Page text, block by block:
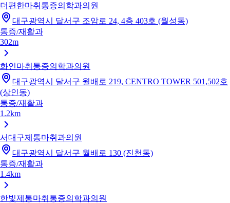
더편한마취통증의학과의원
대구광역시 달서구 조암로 24, 4층 403호 (월성동)
통증/재활과
302m
화인마취통증의학과의원
대구광역시 달서구 월배로 219, CENTRO TOWER 501,502호
(상인동)
통증/재활과
1.2km
서대구제통마취과의원
대구광역시 달서구 월배로 130 (진천동)
통증/재활과
1.4km
한빛제통마취통증의학과의원